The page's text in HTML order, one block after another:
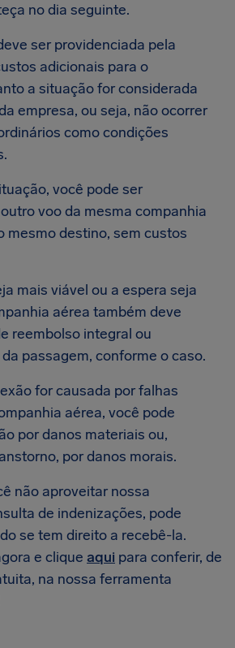
no dia seguinte.
ser providenciada pela
adicionais para o
a situação for considerada
empresa, ou seja, não ocorrer
como condições
você pode ser
voo da mesma companhia
mesmo destino, sem custos
mais viável ou a espera seja
aérea também deve
reembolso integral ou
passagem, conforme o caso.
for causada por falhas
aérea, você pode
por danos materiais ou,
por danos morais.
não aproveitar nossa
de indenizações, pode
se tem direito a recebê-la.
e clique aqui para conferir, de
na nossa ferramenta